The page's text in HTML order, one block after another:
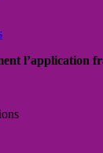
l’application